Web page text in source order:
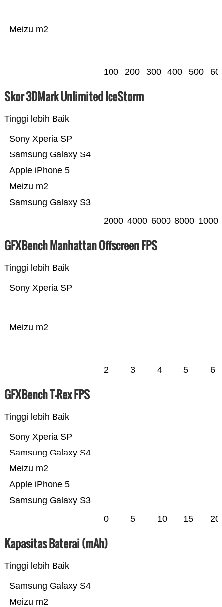
Meizu m2
100 200 300 400 500
Skor 3DMark Unlimited IceStorm
Tinggi lebih Baik
Samsung Galaxy S3
Meizu m2
Apple iPhone 5
Samsung Galaxy S4
Sony Xperia SP
2000 4000 6000 8000
GFXBench Manhattan Offscreen FPS
Tinggi lebih Baik
Meizu m2
Sony Xperia SP
2 3 4 5 6
GFXBench T-Rex FPS
Tinggi lebih Baik
Samsung Galaxy S3
Apple iPhone 5
Meizu m2
Samsung Galaxy S4
Sony Xperia SP
0 5 10 15 20
Kapasitas Baterai (mAh)
Tinggi lebih Baik
Meizu m2
Samsung Galaxy S4